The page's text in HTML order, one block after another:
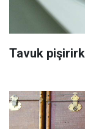
Tavuk